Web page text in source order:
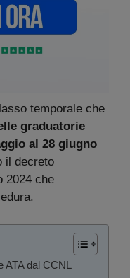
temporale che
graduatorie
al 28 giugno
il decreto
2024 che
dal CCNL